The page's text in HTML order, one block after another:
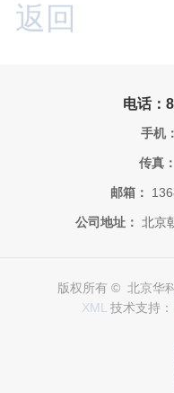
返回
电话：
手机：
传真：
邮箱：
公司地址： 北京
版权所有 © 北京华
XML
技术支持：